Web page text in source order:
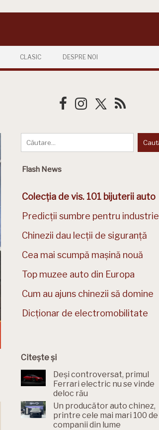
CLASIC DESPRE NOI
Flash News
Colecția de vis. 101 bijuterii auto
Predicții sumbre pentru industrie
Chinezii dau lecții de siguranță
Cea mai scumpă mașină nouă
Top muzee auto din Europa
Cum au ajuns chinezii să domine
Dicționar de electromobilitate
Citește și
Deși controversat, primul
Ferrari electric nu se vinde
deloc rău
Un producător auto chinez,
printre cele mai mari 100 de
companii din lume